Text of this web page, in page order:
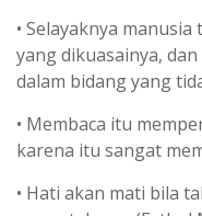
• Selayaknya
yang dikuasainya,
dalam bidang yang
• Membaca itu
karena itu sangat
• Hati akan mati bila